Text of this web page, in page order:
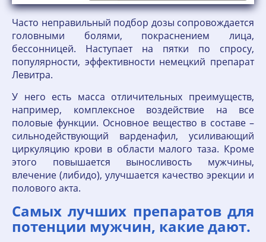
Часто неправильный подбор дозы сопровождается
головными болями, покраснением лица,
бессонницей. Наступает на пятки по спросу,
популярности, эффективности немецкий препарат
Левитра.
У него есть масса отличительных преимуществ,
например, комплексное воздействие на все
половые функции. Основное вещество в составе –
сильнодействующий варденафил, усиливающий
циркуляцию крови в области малого таза. Кроме
этого повышается выносливость мужчины,
влечение (либидо), улучшается качество эрекции и
полового акта.
Самых лучших препаратов для
потенции мужчин, какие дают.